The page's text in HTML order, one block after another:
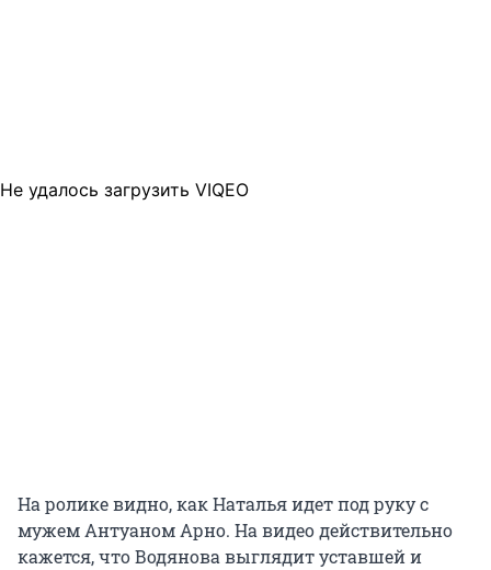
Не удалось загрузить VIQEO
На ролике видно, как Наталья идет под руку с
мужем Антуаном Арно. На видео действительно
кажется, что Водянова выглядит уставшей и